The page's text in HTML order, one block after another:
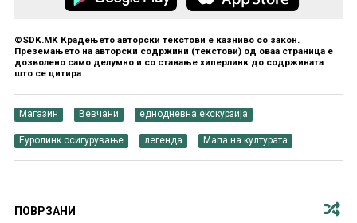
©SDK.MK Крадењето авторски текстови е казниво со закон.
Преземањето на авторски содржини (текстови) од оваа страница е
дозволено само делумно и со ставање хиперлинк до содржината
што се цитира
Магазин Вевчани еднодневна екскурзија
Еуролинк осигурување легенда Мапа на културата
ПОВРЗАНИ